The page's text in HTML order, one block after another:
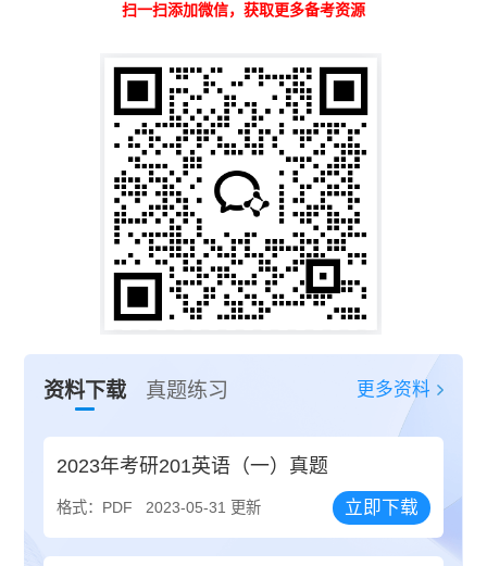
扫一扫添加微信，获取更多备考资源
资料下载 真题练习 更多资料
2023年考研201英语（一）真题
格式：PDF 2023-05-31 更新 立即下载